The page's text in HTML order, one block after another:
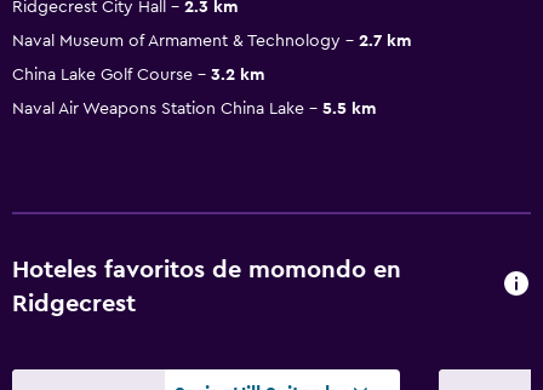
Ridgecrest City Hall
2.3 km
Naval Museum of Armament & Technology
2.7 km
China Lake Golf Course
3.2 km
Naval Air Weapons Station China Lake
5.5 km
Hoteles favoritos de momondo en
Ridgecrest